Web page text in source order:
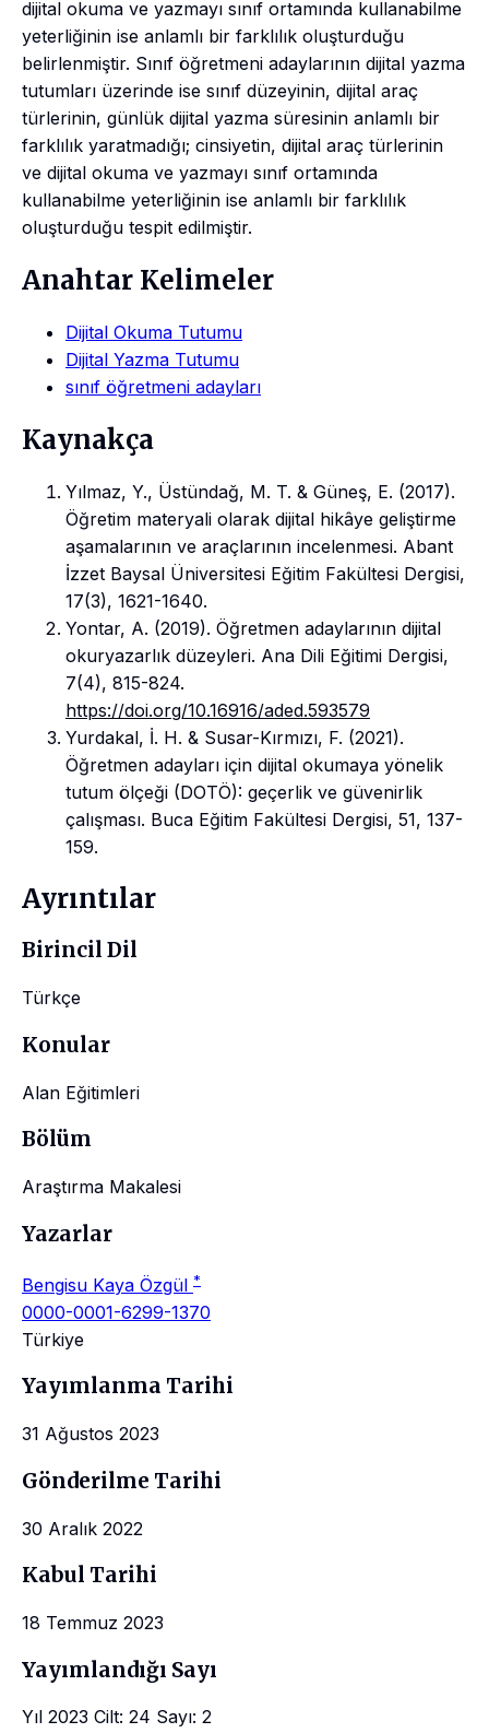
dijital okuma ve yazmayı sınıf ortamında kullanabilme
yeterliğinin ise anlamlı bir farklılık oluşturduğu
belirlenmiştir. Sınıf öğretmeni adaylarının dijital yazma
tutumları üzerinde ise sınıf düzeyinin, dijital araç
türlerinin, günlük dijital yazma süresinin anlamlı bir
farklılık yaratmadığı; cinsiyetin, dijital araç türlerinin
ve dijital okuma ve yazmayı sınıf ortamında
kullanabilme yeterliğinin ise anlamlı bir farklılık
oluşturduğu tespit edilmiştir.
Anahtar Kelimeler
Dijital Okuma Tutumu
Dijital Yazma Tutumu
sınıf öğretmeni adayları
Kaynakça
Yılmaz, Y., Üstündağ, M. T. & Güneş, E. (2017).
Öğretim materyali olarak dijital hikâye geliştirme
aşamalarının ve araçlarının incelenmesi. Abant
İzzet Baysal Üniversitesi Eğitim Fakültesi Dergisi,
17(3), 1621-1640.
Yontar, A. (2019). Öğretmen adaylarının dijital
okuryazarlık düzeyleri. Ana Dili Eğitimi Dergisi,
7(4), 815-824.
https://doi.org/10.16916/aded.593579
Yurdakal, İ. H. & Susar-Kırmızı, F. (2021).
Öğretmen adayları için dijital okumaya yönelik
tutum ölçeği (DOTÖ): geçerlik ve güvenirlik
çalışması. Buca Eğitim Fakültesi Dergisi, 51, 137-
159.
Ayrıntılar
Birincil Dil
Türkçe
Konular
Alan Eğitimleri
Bölüm
Araştırma Makalesi
Yazarlar
Bengisu Kaya Özgül *
0000-0001-6299-1370
Türkiye
Yayımlanma Tarihi
31 Ağustos 2023
Gönderilme Tarihi
30 Aralık 2022
Kabul Tarihi
18 Temmuz 2023
Yayımlandığı Sayı
Yıl 2023 Cilt: 24 Sayı: 2